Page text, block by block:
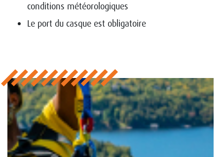
conditions météorologiques
Le port du casque est obligatoire